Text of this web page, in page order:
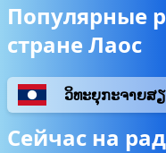
Популярные
стране Лаос
ວິທະຍຸກະຈາຍສ
Сейчас на